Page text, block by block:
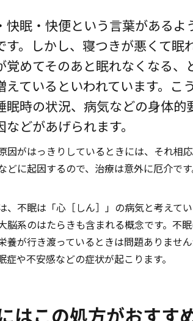
快眠・快便という言葉がある
す。しかし、寝つきが悪くて
覚めてそのあと眠れなくなる
えているといわれています。
眠時の状況、病気などの身体
などがあげられます。
因がはっきりしているときには、それ相
どに起因するので、治療は意外に厄介で
、不眠は「心［しん］」の病気と考えて
脳系のはたらきも含まれる概念です。不
養が行き渡っているときは問題ありませ
症や不安感などの症状が起こります。
はこの処方がおすす